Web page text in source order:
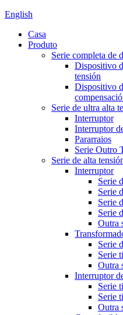
English
Casa
Produto
Serie completa de
Dispositivo
tensión
Dispositivo
Serie de ultra alta
Interruptor
Interruptor
Pararraios
Serie Outro
Serie de alta
Interruptor
Serie
Serie
Serie
Serie
Outra
Serie
Serie
Outra
Interruptor
Serie
Serie
Outra